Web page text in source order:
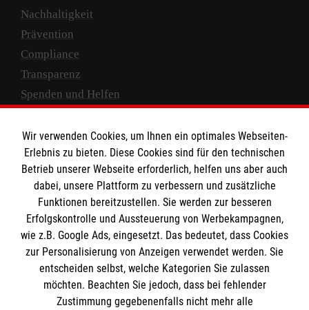
Nachhaltigkeit
Prävention
Compliance
Transparenz
Spenden und Helfen
Empfänger: Malteser Hilfsdienst e.V.
IBAN: DE10 3706 0120 1201 2000 12
BIC: GENODED 1PA7
Wir verwenden Cookies, um Ihnen ein optimales Webseiten-
Erlebnis zu bieten. Diese Cookies sind für den technischen
Betrieb unserer Webseite erforderlich, helfen uns aber auch
dabei, unsere Plattform zu verbessern und zusätzliche
Funktionen bereitzustellen. Sie werden zur besseren
Erfolgskontrolle und Aussteuerung von Werbekampagnen,
wie z.B. Google Ads, eingesetzt. Das bedeutet, dass Cookies
zur Personalisierung von Anzeigen verwendet werden. Sie
entscheiden selbst, welche Kategorien Sie zulassen
möchten. Beachten Sie jedoch, dass bei fehlender
Zustimmung gegebenenfalls nicht mehr alle